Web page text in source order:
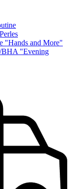
"Hands and More"
BHA "Evening